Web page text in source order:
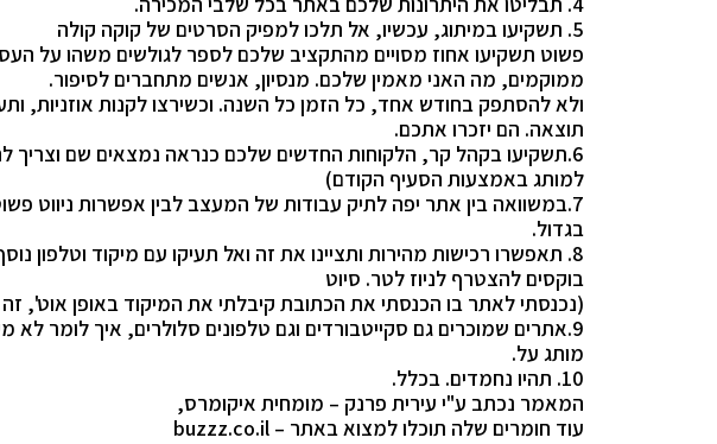
5. תשקיעו במיתוג, עכשיו, אל תלכו למפיק הסרטים של קוקה קולה
פשוט תשקיעו אחוז מסויים מהתקציב שלכם לספר לגולשים משהו על
ממוקמים, מה האני מאמין שלכם. מנסיון, אנשים מתחברים לסיפור.
ולא להסתפק בחודש אחד, כל הזמן כל השנה. וכשירצו לקנות אוזניות,
תוצאה. הם יזכרו אתכם.
6.תשקיעו בקהל קר, הלקוחות החדשים שלכם כנראה נמצאים שם וצריך
למותג באמצעות הסעיף הקודם)
7.במשוואה בין אתר יפה לתיק עבודות של המעצב לבין אפשרות ניווט
בגדול.
8. תאפשרו רכישות מהירות ותציינו את זה ואל תעיקו עם מיקוד וטלפון
בוקסים להצטרף לניוז לטר. סיוט
(נכנסתי לאתר בו הכנסתי את הכתובת קיבלתי את המיקוד באופן אוט',
9.אתרים שמוכרים גם סקייטבורדים וגם טלפונים סלולרים, איך לומר
מותג על.
10. תהיו נחמדים. בכלל.
המאמר נכתב ע"י עירית פרנק – מומחית איקומרס,
עוד חומרים שלה תוכלו למצוא באתר – buzzz.co.il